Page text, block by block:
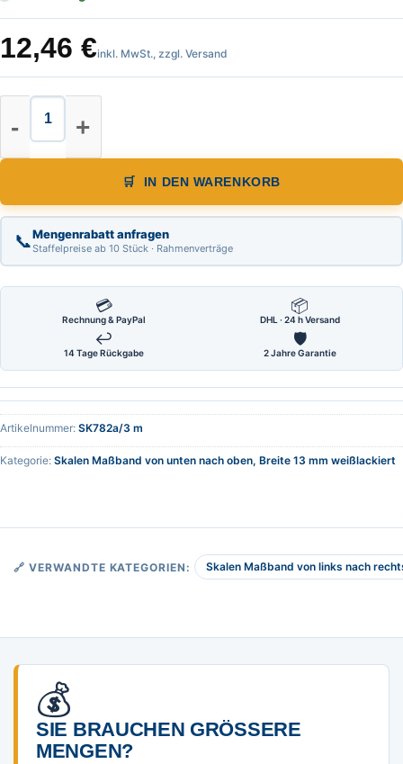
12,46 €inkl. MwSt., zzgl. Versand
Skalenbandmaß Länge 3,00 m,
IN DEN WARENKORB
📞Mengenrabatt anfragen
Staffelpreise ab 10 Stück · Rahmenverträge
💳
Rechnung & PayPal
📦
DHL · 24 h Versand
↩
14 Tage Rückgabe
🛡
2 Jahre Garantie
Artikelnummer: SK782a/3 m
Kategorie: Skalen Maßband von unten nach oben, Breite 13 mm weißlackiert
🔗 VERWANDTE KATEGORIEN: Skalen Maßband von links nach
💰
SIE BRAUCHEN GRÖSSERE M
ENGEN?